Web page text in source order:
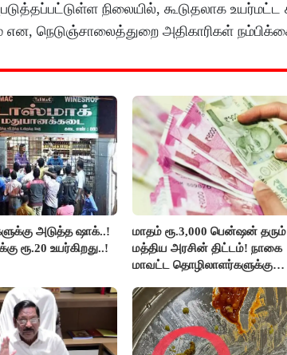
நிலையில், கூடுதலாக
என, நெடுஞ்சாலைத்துறை அதிகாரிகள்
அடுத்த ஷாக்..!
ரூ.20 உயர்கிறது..!
மாதம் ரூ.3,000 பென்ஷன் தரும்
மத்திய அரசின் திட்டம்! நாகை
மாவட்ட தொழிலாளர்களுக்கு
செய்தி!